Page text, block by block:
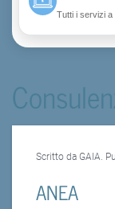
Tutti i servizi a
Scritto da GAIA.
ANEA